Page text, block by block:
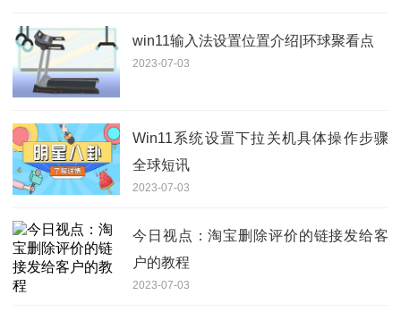
win11输入法设置位置介绍|环球聚看点
2023-07-03
Win11系统设置下拉关机具体操作步骤
全球短讯
2023-07-03
今日视点：淘宝删除评价的链接发给客
户的教程
2023-07-03